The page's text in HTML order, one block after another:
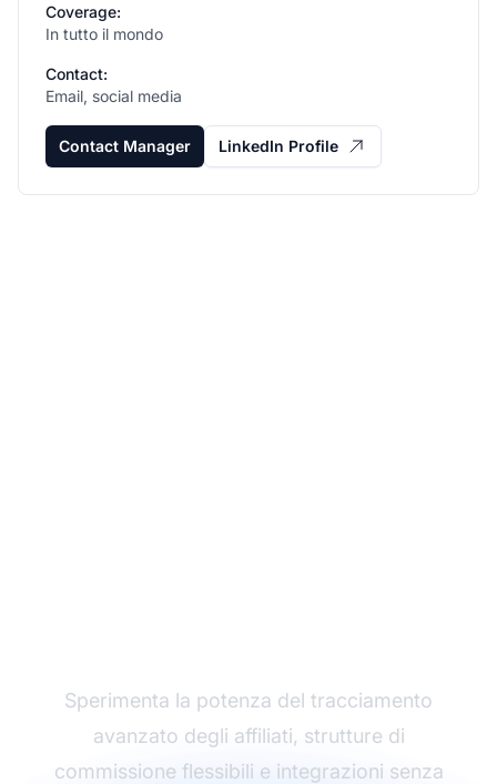
Coverage:
In tutto il mondo
Contact:
Email, social media
Contact Manager LinkedIn Profile
Sperimenta la potenza del tracciamento
avanzato degli affiliati, strutture di
commissione flessibili e integrazioni senza